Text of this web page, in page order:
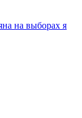
на выборах я